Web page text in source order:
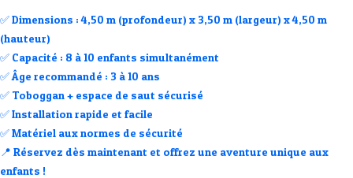
✅Dimensions :4,50 m (profondeur) x 3,50 m (largeur) x 4,50 m
(hauteur)
✅ Capacité : 8 à 10 enfants simultanément
✅Âge recommandé : 3 à 10 ans
✅ Toboggan + espace de saut sécurisé
✅Installation rapide et facile
✅Matériel aux normes de sécurité
📍 Réservez dès maintenant et offrez une aventure unique aux
enfants !